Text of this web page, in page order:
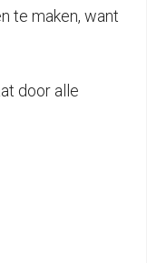
te maken, want
door alle